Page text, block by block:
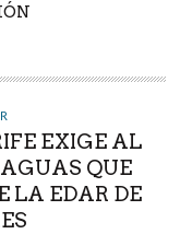
EXIGE AL
QUE
LA EDAR DE